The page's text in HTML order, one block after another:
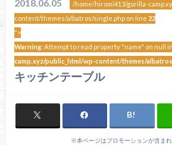
2018.06.05
/home/hiromi413/gorilla-
content/themes/albatros/single.php on line 22
">
Warning: Attempt to read property "name" on null
camp.xyz/public_html/wp-content/themes/
キッチンテーブル
※本ページはプロモーションが含ま